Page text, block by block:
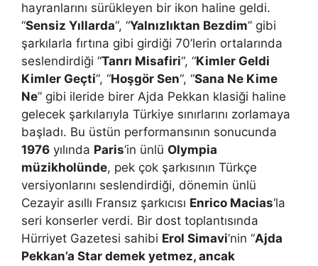
hayranlarını sürükleyen bir ikon haline geldi.
“Sensiz Yıllarda“, “Yalnızlıktan Bezdim” gibi
şarkılarla fırtına gibi girdiği 70’lerin ortalarında
seslendirdiği “Tanrı Misafiri“, “Kimler Geldi
Kimler Geçti“, “Hoşgör Sen“, “Sana Ne Kime
Ne” gibi ileride birer Ajda Pekkan klasiği haline
gelecek şarkılarıyla Türkiye sınırlarını zorlamaya
başladı. Bu üstün performansının sonucunda
1976 yılında Paris‘in ünlü Olympia
müzikholünde, pek çok şarkısının Türkçe
versiyonlarını seslendirdiği, dönemin ünlü
Cezayir asıllı Fransız şarkıcısı Enrico Macias‘la
seri konserler verdi. Bir dost toplantısında
Hürriyet Gazetesi sahibi Erol Simavi‘nin “Ajda
Pekkan’a Star demek yetmez, ancak